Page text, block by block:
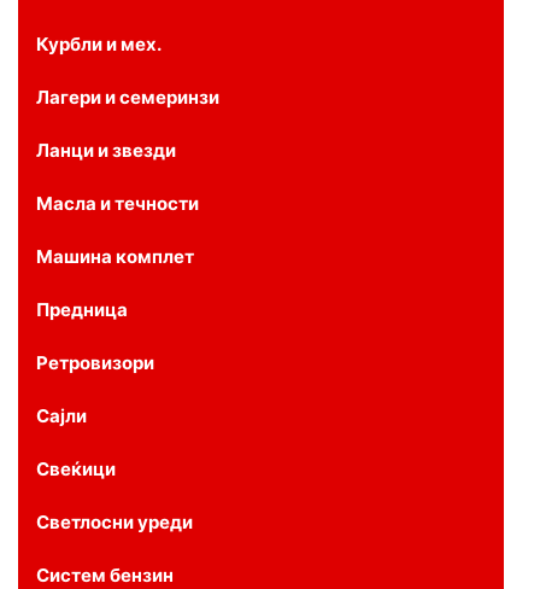
Курбли и мех.
Лагери и семеринзи
Ланци и звезди
Масла и течности
Машина комплет
Предница
Ретровизори
Сајли
Свеќици
Светлосни уреди
Систем бензин